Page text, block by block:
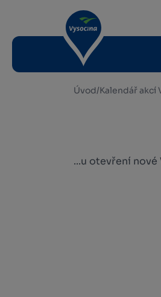
Úvod/Kalendář akcí
...u otevření nové